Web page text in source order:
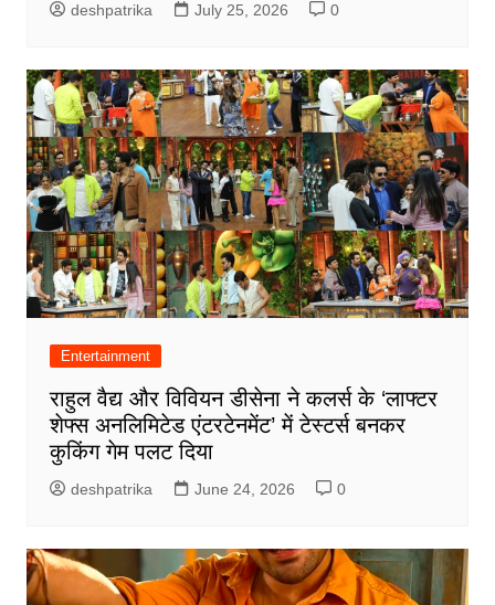
deshpatrika July 25, 2026 0
Entertainment
राहुल वैद्य और विवियन डीसेना ने कलर्स के ‘लाफ्टर
शेफ्स अनलिमिटेड एंटरटेनमेंट’ में टेस्टर्स बनकर
कुकिंग गेम पलट दिया
deshpatrika June 24, 2026 0